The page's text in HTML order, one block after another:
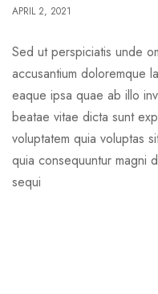
APRIL 2, 2021
Sed ut perspiciatis unde
accusantium doloremque
eaque ipsa quae ab illo
beatae vitae dicta sunt
voluptatem quia voluptas
quia consequuntur magni
sequi